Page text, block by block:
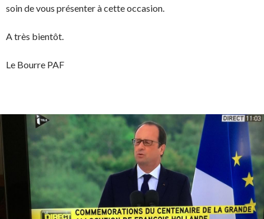
soin de vous présenter à cette occasion.
A très bientôt.
Le Bourre PAF